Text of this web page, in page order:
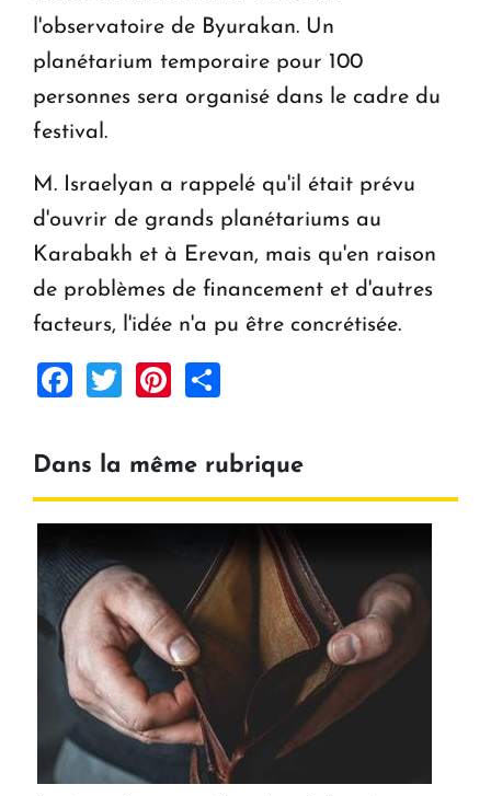
l'observatoire de Byurakan. Un
planétarium temporaire pour 100
personnes sera organisé dans le cadre du
festival.
M. Israelyan a rappelé qu'il était prévu
d'ouvrir de grands planétariums au
Karabakh et à Erevan, mais qu'en raison
de problèmes de financement et d'autres
facteurs, l'idée n'a pu être concrétisée.
Facebook
TwitterPinterest
Dans la même rubrique